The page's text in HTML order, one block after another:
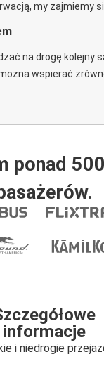
my zajmiemy
na drogę kolejny
wspierać
ponad
informacje
i niedrogie